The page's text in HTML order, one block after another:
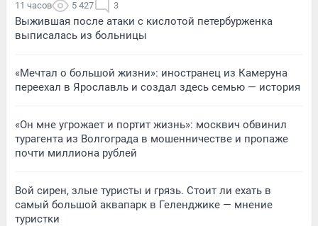
11 часов 5 427 3
Выжившая после атаки с кислотой петербурженка
выписалась из больницы
«Мечтал о большой жизни»: иностранец из Камеруна
переехал в Ярославль и создал здесь семью — история
«Он мне угрожает и портит жизнь»: москвич обвинил
турагента из Волгограда в мошенничестве и пропаже
почти миллиона рублей
Вой сирен, злые туристы и грязь. Стоит ли ехать в
самый большой аквапарк в Геленджике — мнение
туристки